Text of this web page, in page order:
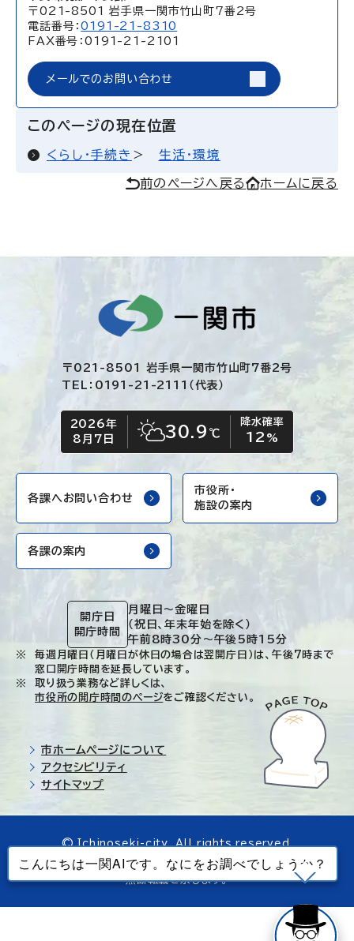
〒021-8501 岩手県一関市竹山町7番2号
電話番号：0191-21-8310
FAX番号：0191-21-2101
メールでのお問い合わせ
このページの現在位置
くらし・手続き 生活・環境
前のページへ戻る ホームに戻る
〒021-8501 岩手県一関市竹山町7番2号
TEL：0191-21-2111（代表）
今日の日付
2026年
8月7日
今日の天気
晴れ時々くもり
30.9 ℃
降水確率
12 %
各課へお問い合わせ
市役所・
施設の案内
各課の案内
開庁日
開庁時間
月曜日～金曜日
（祝日、年末年始を除く）
午前8時30分～午後5時15分
毎週月曜日（月曜日が休日の場合は翌開庁日）は、午後7時まで
窓口開庁時間を延長しています。
取り扱う業務など詳しくは、
市役所の開庁時間のページをご確認ください。
市ホームページについて
アクセシビリティ
サイトマップ
© Ichinoseki-city. All rights reserved.
当ホームページで使用しているすべてのデータの
無断転載を禁じます。